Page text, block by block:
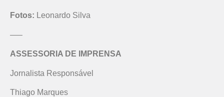
Fotos: Leonardo Silva
—–
ASSESSORIA DE IMPRENSA
Jornalista Responsável
Thiago Marques